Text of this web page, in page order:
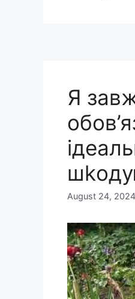
Я
August 24, 2024